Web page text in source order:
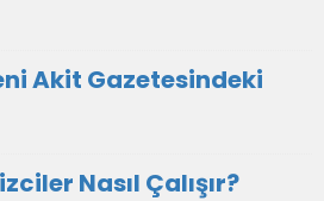
Akit Gazetesindeki
Nasıl Çalışır?